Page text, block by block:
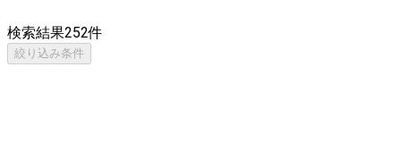
検索結果252件
絞り込み条件